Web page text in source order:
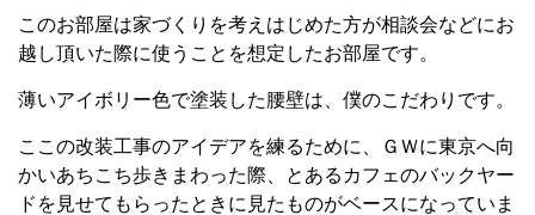
このお部屋は家づくりを考えはじめた方が相談会などにお
越し頂いた際に使うことを想定したお部屋です。
薄いアイボリー色で塗装した腰壁は、僕のこだわりです。
ここの改装工事のアイデアを練るために、ＧＷに東京へ向
かいあちこち歩きまわった際、とあるカフェのバックヤー
ドを見せてもらったときに見たものがベースになっていま